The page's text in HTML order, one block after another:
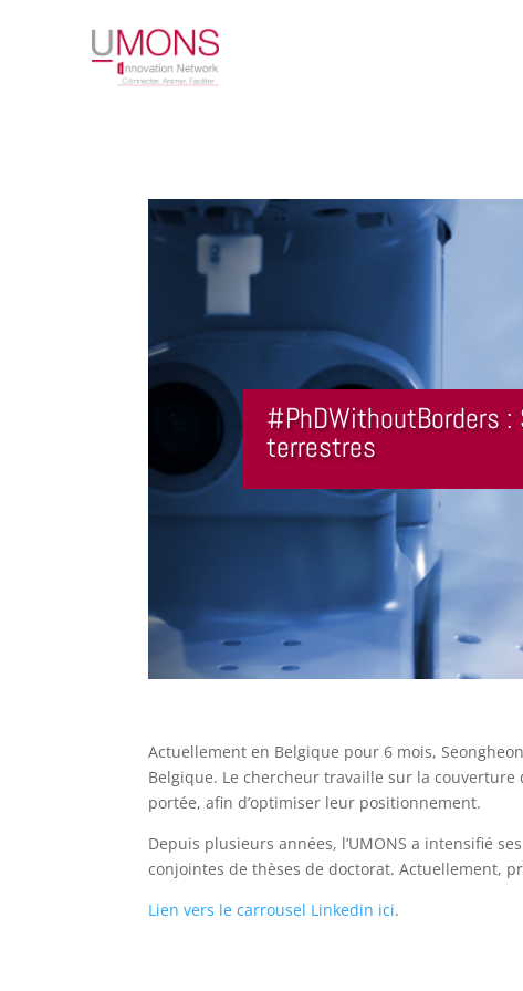
#PhDWithoutBorders
terrestres
Actuellement en Belgique pour 6 mois,
Belgique. Le chercheur travaille sur la
portée, afin d’optimiser leur positionnement.
Depuis plusieurs années, l’UMONS a intensifié
conjointes de thèses de doctorat. Actuellement,
Lien vers le carrousel Linkedin ici.